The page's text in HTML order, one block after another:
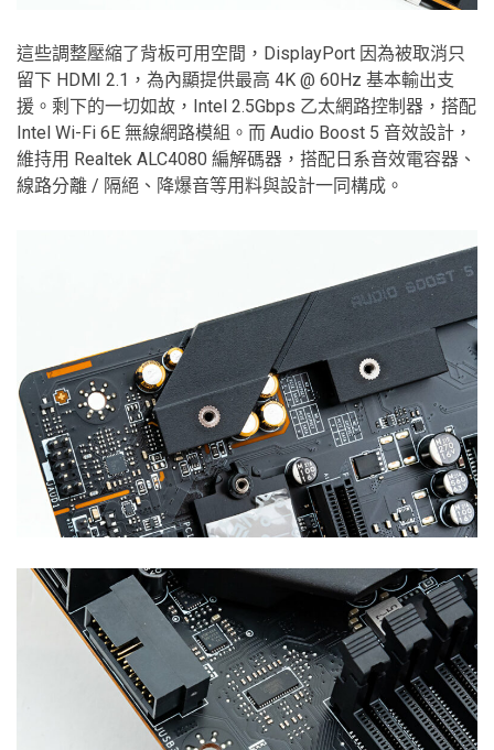
這些調整壓縮了背板可用空間，DisplayPort 因為被取消只
留下 HDMI 2.1，為內顯提供最高 4K @ 60Hz 基本輸出支
援。剩下的一切如故，Intel 2.5Gbps 乙太網路控制器，搭配
Intel Wi-Fi 6E 無線網路模組。而 Audio Boost 5 音效設計，
維持用 Realtek ALC4080 編解碼器，搭配日系音效電容器、
線路分離 / 隔絕、降爆音等用料與設計一同構成。